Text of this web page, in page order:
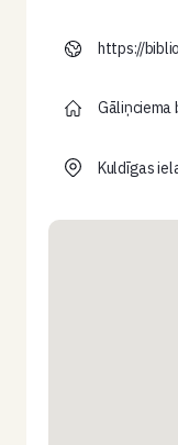
https://
Gāliņciema
Kuldīgas